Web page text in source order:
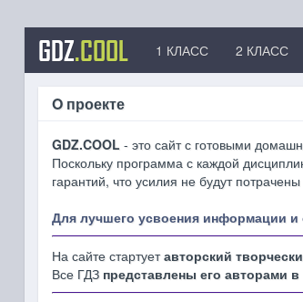
GDZ.COOL 1 КЛАСС 2 КЛАСС
O проекте
GDZ.COOL - это сайт с готовыми
Поскольку программа с каждой
гарантий, что усилия не будут потрачены
Для лучшего усвоения информации и
На сайте стартуетавторский
Все ГДЗ представлены его авторами